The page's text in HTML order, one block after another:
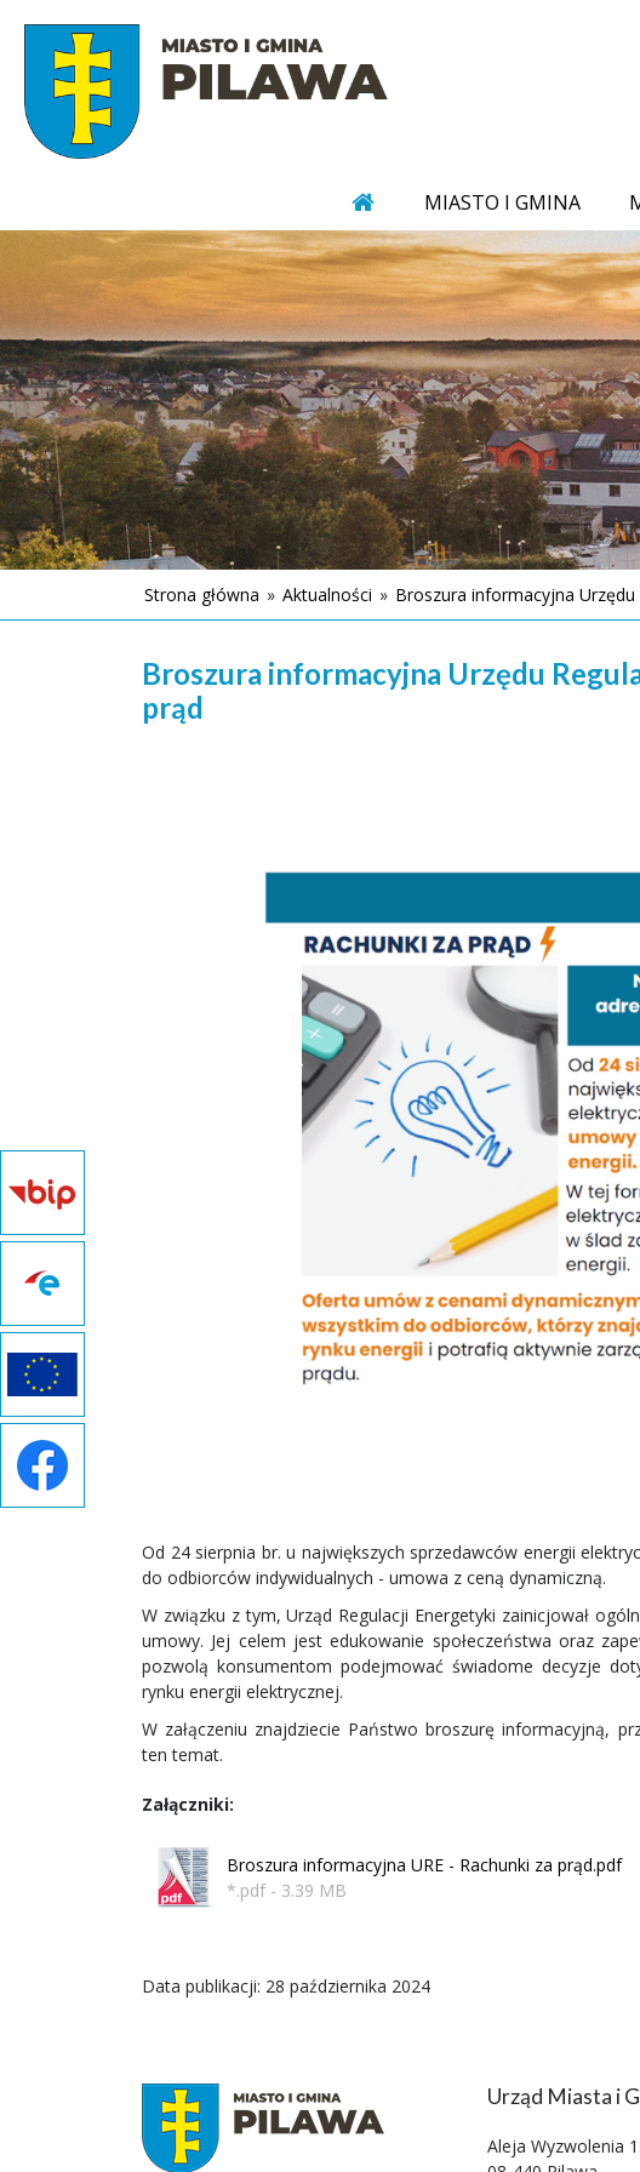
MIASTO I GMINA
Strona główna » Aktualności » Broszura informacyjna Urzędu
Broszura informacyjna Urzędu
prąd
Od 24 sierpnia br. u największych sprzedawców energii
do odbiorców indywidualnych - umowa z ceną dynamiczną.
W związku z tym, Urząd Regulacji Energetyki zainicjował
umowy. Jej celem jest edukowanie społeczeństwa oraz
pozwolą konsumentom podejmować świadome decyzje
rynku energii elektrycznej.
W załączeniu znajdziecie Państwo broszurę informacyjną,
ten temat.
Załączniki:
Broszura informacyjna URE - Rachunki za prąd.pdf
*.pdf - 3.39 MB
Data publikacji: 28 października 2024
Urząd Miasta i
Aleja Wyzwolenia